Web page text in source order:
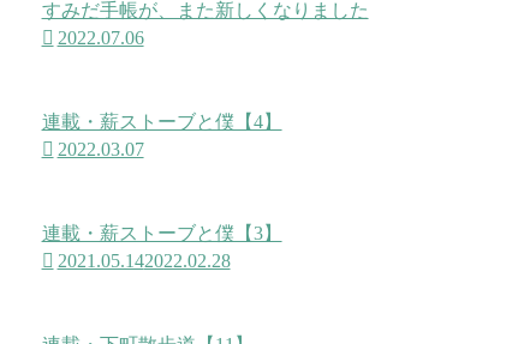
すみだ手帳が、また新しくなりました
2022.07.06
連載・薪ストーブと僕【4】
2022.03.07
連載・薪ストーブと僕【3】
2021.05.142022.02.28